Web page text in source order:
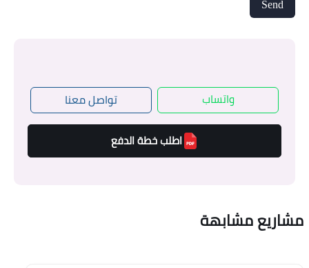
واتساب تواصل معنا
اطلب خطة الدفع
مشاريع مشابهة